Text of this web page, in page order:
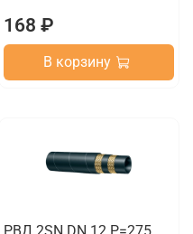
168 ₽
В корзину